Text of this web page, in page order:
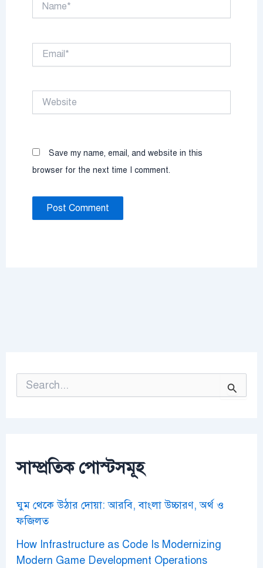
Email*
Save my name, email, and website in this
browser for the next time I comment.
o
r
সাম্প্রতিক পোস্টসমূহ
ঘুম থেকে উঠার দোয়া: আরবি, বাংলা উচ্চারণ, অর্থ ও
ফজিলত
How Infrastructure as Code Is Modernizing
Modern Game Development Operations